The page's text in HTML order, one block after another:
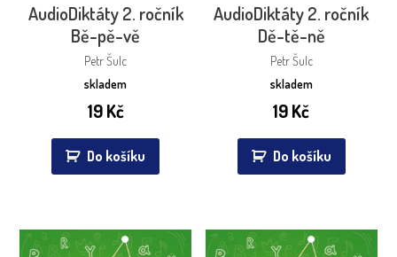
AudioDiktáty 2. ročník
Bě-pě-vě
Petr Šulc
skladem
19Kč
Do košíku
AudioDiktáty 2. ročník
Dě-tě-ně
Petr Šulc
skladem
19Kč
Do košíku